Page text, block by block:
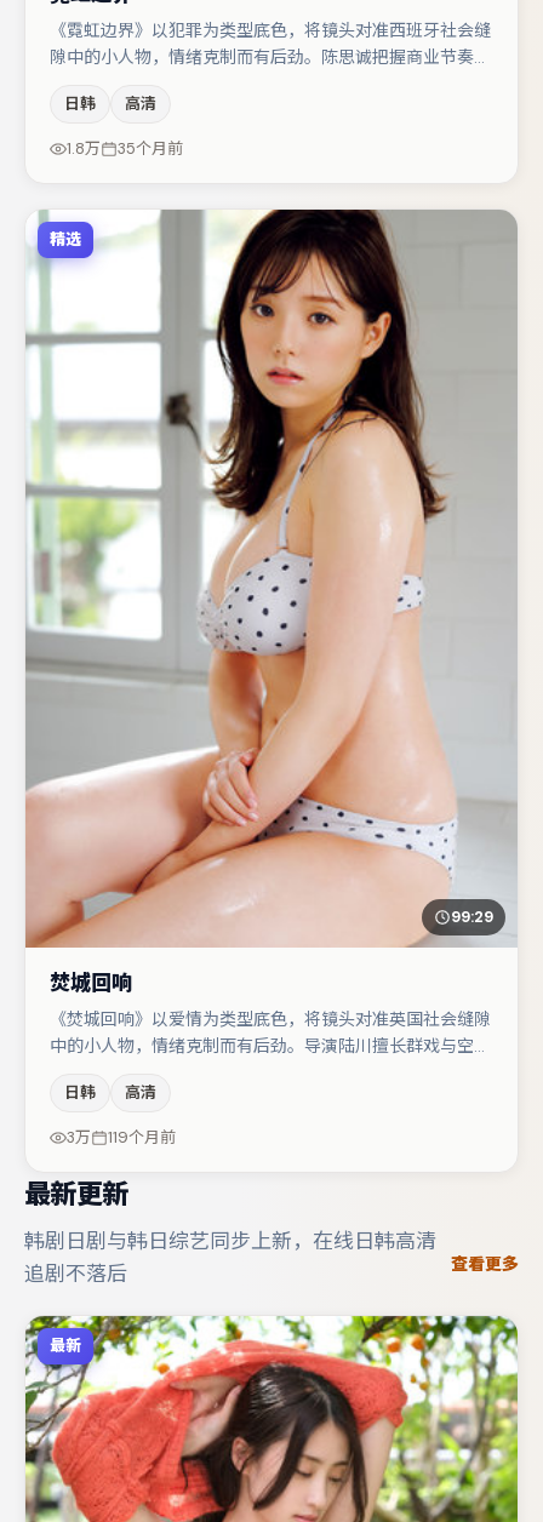
《霓虹边界》以犯罪为类型底色，将镜头对准西班牙社会缝
隙中的小人物，情绪克制而有后劲。陈思诚把握商业节奏的
肖央的对手戏构成全片情感锚点，咏梅则以细节塑造推动谜
题层层揭开。节奏紧凑、反转有度，值得列入片单。
日韩 高清
1.8万 35个月前
精选
99:29
焚城回响
《焚城回响》以爱情为类型底色，将镜头对准英国社会缝隙
中的小人物，情绪克制而有后劲。导演陆川擅长群戏与空间
德赖弗的对手戏构成全片情感锚点，蒋奇明则以细节塑造推
动谜题层层揭开。若你偏爱强类型与清晰主线，这部作品值
得关注。
日韩 高清
3万 119个月前
最新更新
韩剧日剧与韩日综艺同步上新，在线日韩高清
追剧不落后
查看更多
最新